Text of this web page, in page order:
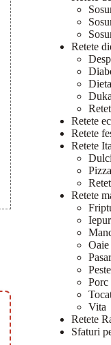
Retete
Retete
Retete
Retete
Pizza
Retete
Oaie
Peste
Porc
Vita
Retete
Sfaturi